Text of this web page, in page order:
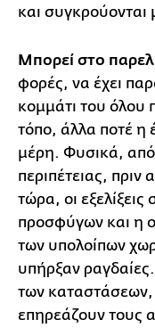
και συγκρούονται
Μπορεί στο
φορές, να έχει
κομμάτι του όλου
τόπο, άλλα ποτέ η
μέρη. Φυσικά,
περιπέτειας, πριν
τώρα, οι
προσφύγων και η
των υπολοίπων
υπήρξαν ραγδαίες.
των καταστάσεων,
επηρεάζουν τους